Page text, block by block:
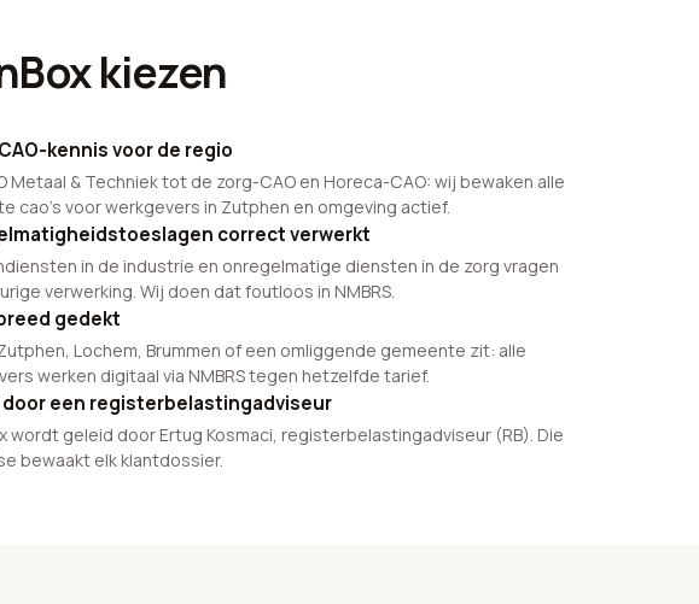
kiezen
kennis voor de regio
Metaal & Techniek tot de zorg-CAO en Horeca-CAO: wij bewaken alle
cao's voor werkgevers in Zutphen en omgeving actief.
correct verwerkt
in de industrie en onregelmatige diensten in de zorg vragen
verwerking. Wij doen dat foutloos in NMBRS.
gedekt
Lochem, Brummen of een omliggende gemeente zit: alle
werken digitaal via NMBRS tegen hetzelfde tarief.
door een registerbelastingadviseur
wordt geleid door Ertug Kosmaci, registerbelastingadviseur (RB). Die
bewaakt elk klantdossier.